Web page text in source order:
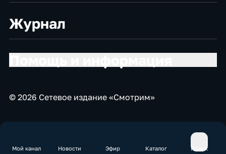
Мой канал Новости Эфир Каталог Поиск
Журнал
© 2026 Сетевое издание «Смотрим»